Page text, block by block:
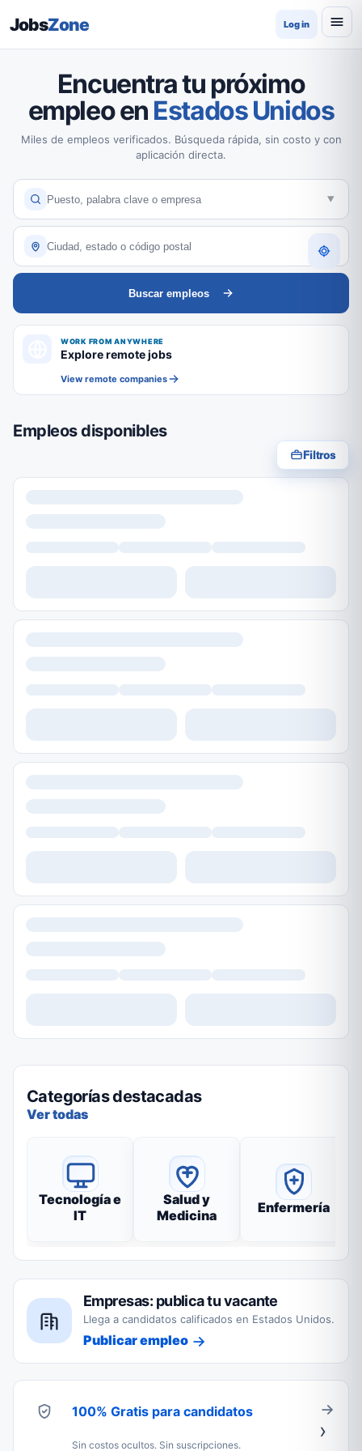
JobsZone Log in
Encuentra tu próximo
empleo en Estados Unidos
Miles de empleos verificados. Búsqueda rápida, sin costo y con
aplicación directa.
Buscar empleos
WORK FROM ANYWHERE
Explore remote jobs
View remote companies
Empleos disponibles
Filtros
Categorías destacadas
Ver todas
Tecnología e
IT
Salud y
Medicina
Enfermería
Empresas: publica tu vacante
Llega a candidatos calificados en Estados Unidos.
Publicar empleo
100% Gratis para candidatos
Sin costos ocultos. Sin suscripciones.